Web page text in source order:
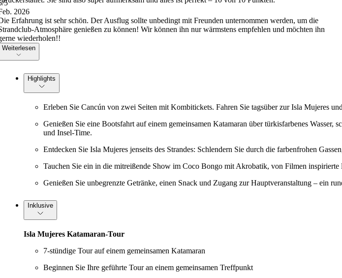
/5
2026
Erfahrung ist sehr schön. Der Ausflug sollte unbedingt mit Freunden unternommen werden, um die
Atmosphäre genießen zu können! Wir können ihn nur wärmstens empfehlen und möchten ihn
wiederholen!!
Weiterlesen
Highlights
Erleben Sie Cancún von zwei Seiten mit Kombitickets. Fahren Sie tagsüber zur Isla Mujeres
Genießen Sie eine Bootsfahrt auf einem gemeinsamen Katamaran über türkisfarbenes
und Insel-Time.
Entdecken Sie Isla Mujeres jenseits des Strandes: Schlendern Sie durch die farbenfrohen
Tauchen Sie ein in die mitreißende Show im Coco Bongo mit Akrobatik, von Filmen
Genießen Sie unbegrenzte Getränke, einen Snack und Zugang zur Hauptveranstaltung – ein
Inklusive
Isla Mujeres Katamaran-Tour
7-stündige Tour auf einem gemeinsamen Katamaran
Beginnen Sie Ihre geführte Tour an einem gemeinsamen Treffpunkt